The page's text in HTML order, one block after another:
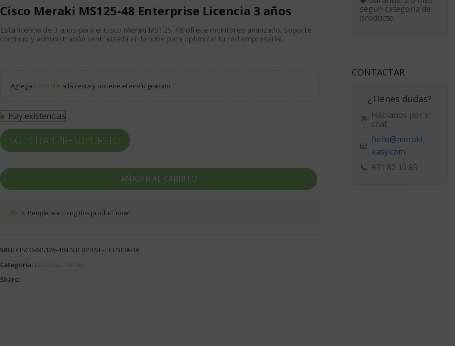
Cisco Meraki MS125-48 Enterprise Licencia 3 años
Esta licencia de 3 años para el Cisco Meraki MS125-48 ofrece monitoreo avanzado, soporte
continuo y administración centralizada en la nube para optimizar tu red empresarial.
Agrega 1.500,00€ a la cesta y obtiene el envío gratuito.
Hay existencias
AÑADIR AL CARRITO
SOLICITAR PRESUPUESTO
7 People watching this product now!
SKU: CISCO-MS125-48-ENTERPRISE-LICENCIA-3A
Categoría:
Share:
segun categoría de
producto.
CONTACTAR
¿Tienes dudas?
💬 Háblanos por el
chat
📧
hello@meraki-
easy.com
📞 931 80 10 85